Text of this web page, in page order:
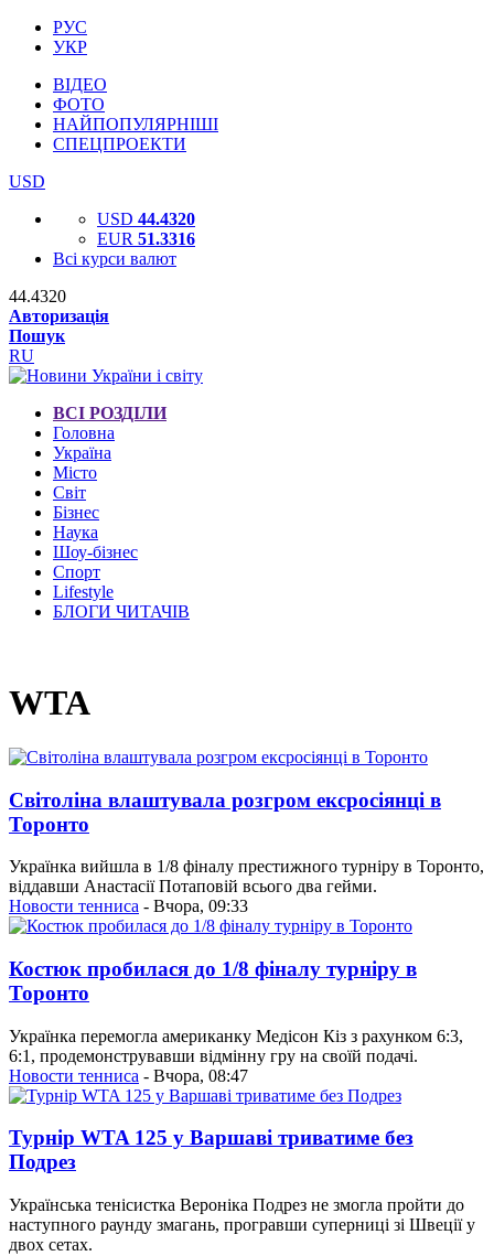
РУС
УКР
ВІДЕО
ФОТО
НАЙПОПУЛЯРНІШІ
СПЕЦПРОЕКТИ
USD
USD 44.4320
EUR 51.3316
Всі курси валют
44.4320
Авторизація
Пошук
RU
ВСІ РОЗДІЛИ
Головна
Україна
Місто
Світ
Бізнес
Наука
Шоу-бізнес
Спорт
Lifestyle
БЛОГИ ЧИТАЧІВ
WTA
Світоліна влаштувала розгром ексросіянці в
Торонто
Українка вийшла в 1/8 фіналу престижного турніру в Торонто,
віддавши Анастасії Потаповій всього два гейми.
Новости тенниса - Вчора, 09:33
Костюк пробилася до 1/8 фіналу турніру в
Торонто
Українка перемогла американку Медісон Кіз з рахунком 6:3,
6:1, продемонструвавши відмінну гру на своїй подачі.
Новости тенниса - Вчора, 08:47
Турнір WTA 125 у Варшаві триватиме без
Подрез
Українська тенісистка Вероніка Подрез не змогла пройти до
наступного раунду змагань, програвши суперниці зі Швеції у
двох сетах.